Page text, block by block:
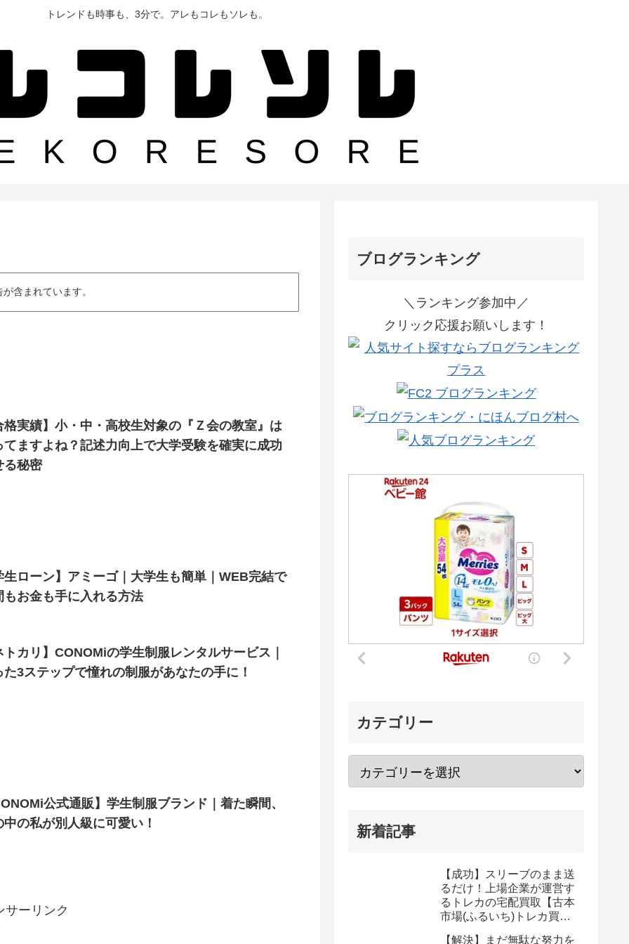
トレンドも時事も、3分で。アレもコレもソレも。
含まれています。
格実績】小・中・高校生対象の『Ｚ会の教室』は
てますよね？記述力向上で大学受験を確実に成功
る秘密
生ローン】アミーゴ｜大学生も簡単｜WEB完結で
もお金も手に入れる方法
トカリ】CONOMiの学生制服レンタルサービス｜
た3ステップで憧れの制服があなたの手に！
公式通販】学生制服ブランド｜着た瞬間、
中の私が別人級に可愛い！
サーリンク
ブログランキング
＼ランキング参加中／
クリック応援お願いします！
カテゴリー
新着記事
【成功】スリーブのまま送
るだけ！上場企業が運営す
るトレカの宅配買取【古本
市場(ふるいち)トレカ買
【解決】まだ無駄な努力を